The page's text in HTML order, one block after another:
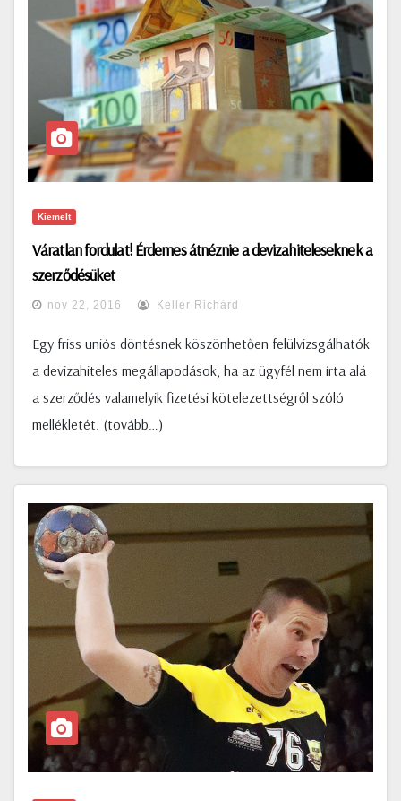
Kiemelt
Váratlan fordulat! Érdemes átnéznie a devizahiteleseknek a
szerződésüket
nov 22, 2016 Keller Richárd
Egy friss uniós döntésnek köszönhetően felülvizsgálhatók
a devizahiteles megállapodások, ha az ügyfél nem írta alá
a szerződés valamelyik fizetési kötelezettségről szóló
mellékletét. (tovább…)